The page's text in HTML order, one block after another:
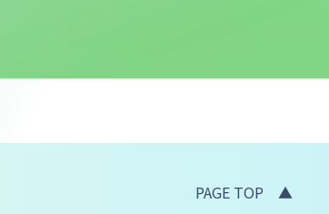
PAGE TOP ▲